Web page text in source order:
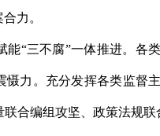
力。
“三不腐”一体推进。
慑力。充分发挥各类监
合编组攻坚、政策法规